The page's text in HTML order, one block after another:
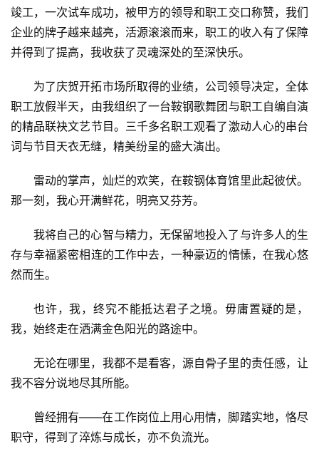
竣工，一次试车成功，被甲方的领导和职工交口称赞，我们
企业的牌子越来越亮，活源滚滚而来，职工的收入有了保障
并得到了提高，我收获了灵魂深处的至深快乐。
为了庆贺开拓市场所取得的业绩，公司领导决定，全体
职工放假半天，由我组织了一台鞍钢歌舞团与职工自编自演
的精品联袂文艺节目。三千多名职工观看了激动人心的串台
词与节目天衣无缝，精美纷呈的盛大演出。
雷动的掌声，灿烂的欢笑，在鞍钢体育馆里此起彼伏。
那一刻，我心开满鲜花，明亮又芬芳。
我将自己的心智与精力，无保留地投入了与许多人的生
存与幸福紧密相连的工作中去，一种豪迈的情愫，在我心悠
然而生。
也许，我，终究不能抵达君子之境。毋庸置疑的是，
我，始终走在洒满金色阳光的路途中。
无论在哪里，我都不是看客，源自骨子里的责任感，让
我不容分说地尽其所能。
曾经拥有——在工作岗位上用心用情，脚踏实地，恪尽
职守，得到了淬炼与成长，亦不负流光。